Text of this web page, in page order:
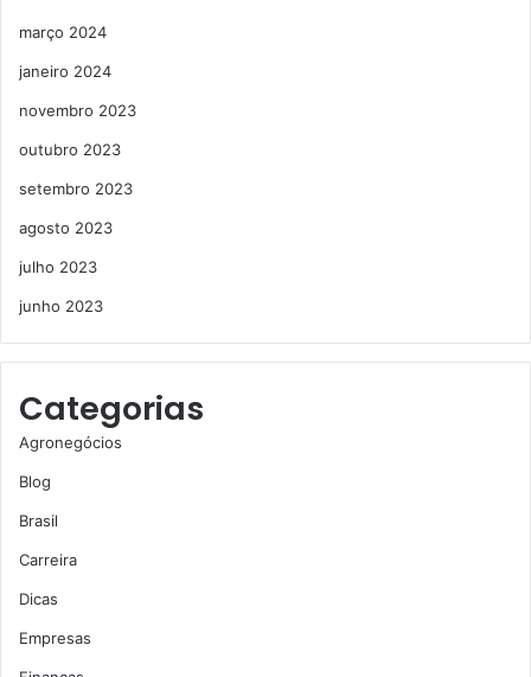
março 2024
janeiro 2024
novembro 2023
outubro 2023
setembro 2023
agosto 2023
julho 2023
junho 2023
Categorias
Agronegócios
Blog
Brasil
Carreira
Dicas
Empresas